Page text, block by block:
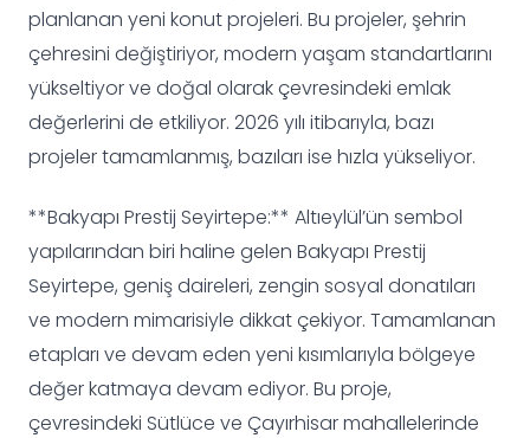
planlanan yeni konut projeleri. Bu projeler, şehrin
çehresini değiştiriyor, modern yaşam standartlarını
yükseltiyor ve doğal olarak çevresindeki emlak
değerlerini de etkiliyor. 2026 yılı itibarıyla, bazı
projeler tamamlanmış, bazıları ise hızla yükseliyor.
**Bakyapı Prestij Seyirtepe:** Altıeylül’ün sembol
yapılarından biri haline gelen Bakyapı Prestij
Seyirtepe, geniş daireleri, zengin sosyal donatıları
ve modern mimarisiyle dikkat çekiyor. Tamamlanan
etapları ve devam eden yeni kısımlarıyla bölgeye
değer katmaya devam ediyor. Bu proje,
çevresindeki Sütlüce ve Çayırhisar mahallelerinde